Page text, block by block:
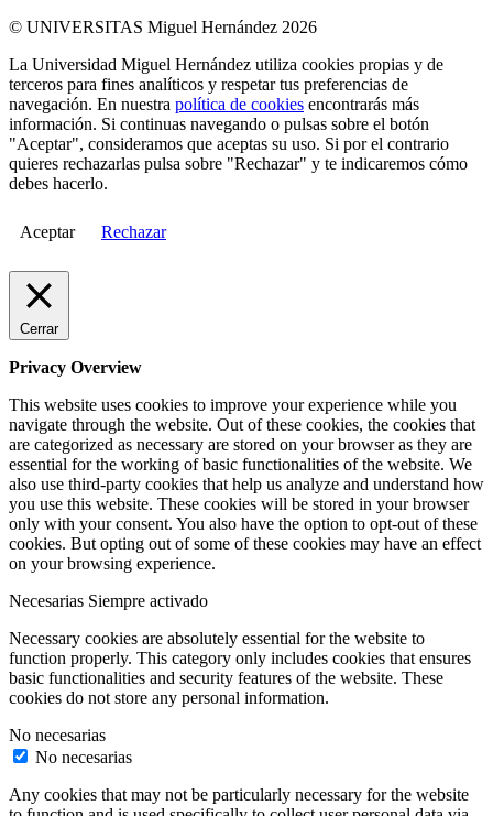
© UNIVERSITAS Miguel Hernández 2026
La Universidad Miguel Hernández utiliza cookies propias y de
terceros para fines analíticos y respetar tus preferencias de
navegación. En nuestra política de cookies encontrarás más
información. Si continuas navegando o pulsas sobre el botón
"Aceptar", consideramos que aceptas su uso. Si por el contrario
quieres rechazarlas pulsa sobre "Rechazar" y te indicaremos cómo
debes hacerlo.
Aceptar Rechazar
Cerrar
Privacy Overview
This website uses cookies to improve your experience while you
navigate through the website. Out of these cookies, the cookies that
are categorized as necessary are stored on your browser as they are
essential for the working of basic functionalities of the website. We
also use third-party cookies that help us analyze and understand how
you use this website. These cookies will be stored in your browser
only with your consent. You also have the option to opt-out of these
cookies. But opting out of some of these cookies may have an effect
on your browsing experience.
Necesarias Siempre activado
Necessary cookies are absolutely essential for the website to
function properly. This category only includes cookies that ensures
basic functionalities and security features of the website. These
cookies do not store any personal information.
No necesarias
No necesarias
Any cookies that may not be particularly necessary for the website